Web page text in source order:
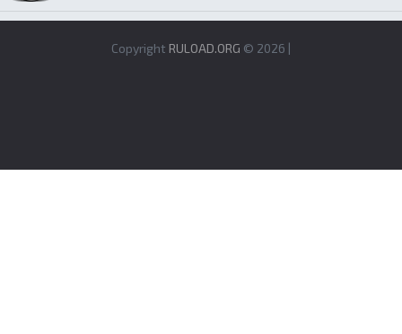
Copyright RULOAD.ORG © 2026 |